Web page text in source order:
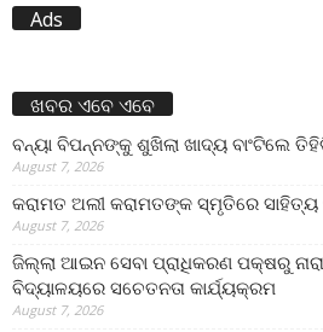
Ads
ଖବର ଏବେ ଏବେ
ବନ୍ୟା ବିପନ୍ନଙ୍କୁ ଶୁଖିଲା ଖାଦ୍ୟ ବାଂଟିଲେ
August 7, 2026
କରାମତ ଅଲୀ କରାମତଙ୍କ ସ୍ମୃତିରେ ସାହିତ୍ୟ
August 7, 2026
ଜିଲ୍ଲା ଆଇନ ସେବା ପ୍ରାଧିକରଣ ପକ୍ଷରୁ
ବିଦ୍ୟାଳୟରେ ସଚେତନତା କାର୍ଯ୍ୟକ୍ରମ
August 7, 2026